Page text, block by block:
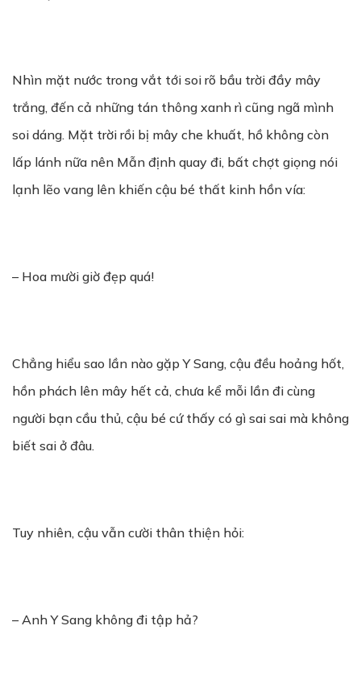
Nhìn mặt nước trong vắt tới soi rõ bầu trời đầy mây
trắng, đến cả những tán thông xanh rì cũng ngã mình
soi dáng. Mặt trời rồi bị mây che khuất, hồ không còn
lấp lánh nữa nên Mẫn định quay đi, bất chợt giọng nói
lạnh lẽo vang lên khiến cậu bé thất kinh hồn vía:
– Hoa mười giờ đẹp quá!
Chẳng hiểu sao lần nào gặp Y Sang, cậu đều hoảng hốt,
hồn phách lên mây hết cả, chưa kể mỗi lần đi cùng
người bạn cầu thủ, cậu bé cứ thấy có gì sai sai mà không
biết sai ở đâu.
Tuy nhiên, cậu vẫn cười thân thiện hỏi:
– Anh Y Sang không đi tập hả?